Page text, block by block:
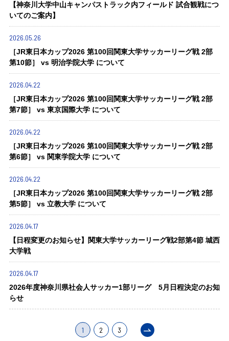
【神奈川大学中山キャンパストラック内フィールド 試合観戦につ
いてのご案内】
2026.05.26
［JR東日本カップ2026 第100回関東大学サッカーリーグ戦 2部
第10節］ vs 明治学院大学 について
2026.04.22
［JR東日本カップ2026 第100回関東大学サッカーリーグ戦 2部
第7節］ vs 東京国際大学 について
2026.04.22
［JR東日本カップ2026 第100回関東大学サッカーリーグ戦 2部
第6節］ vs 関東学院大学 について
2026.04.22
［JR東日本カップ2026 第100回関東大学サッカーリーグ戦 2部
第5節］ vs 立教大学 について
2026.04.17
【日程変更のお知らせ】関東大学サッカーリーグ戦2部第4節 城西
大学戦
2026.04.17
2026年度神奈川県社会人サッカー1部リーグ 5月日程決定のお知
らせ
1 2 3